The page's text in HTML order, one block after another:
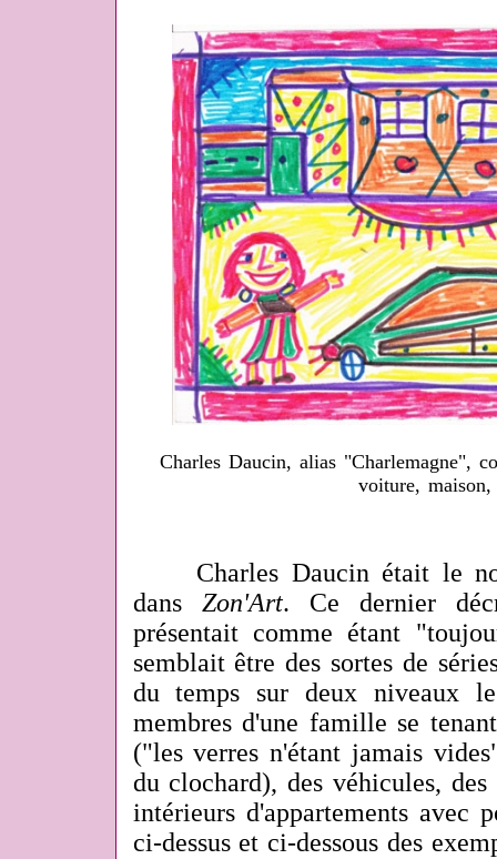
Charles Daucin, alias "Charlemagne",
voiture, maison,
Charles Daucin était le
dans Zon'Art. Ce dernier
présentait comme étant
semblait être des sortes de
du temps sur deux niveaux
membres d'une famille se
("les verres n'étant jamais
du clochard), des véhicules, des
intérieurs d'appartements avec
ci-dessus et ci-dessous des